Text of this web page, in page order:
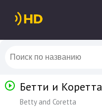
Бетти и Коретта
Betty and Coretta